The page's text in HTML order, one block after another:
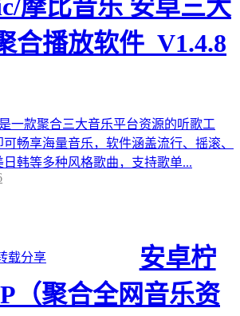
摩比音乐 安卓三大
合播放软件_V1.4.8
一款聚合三大音乐平台资源的听歌工
畅享海量音乐，软件涵盖流行、摇滚、
韩等多种风格歌曲，支持歌单...
载分享
安卓柠
（聚合全网音乐资